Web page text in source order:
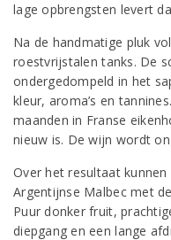
lage opbrengsten levert
Na de handmatige pluk
roestvrijstalen tanks. De
ondergedompeld in het
kleur, aroma’s en
maanden in Franse
nieuw is. De wijn wordt
Over het resultaat
Argentijnse Malbec met
Puur donker fruit,
diepgang en een lange